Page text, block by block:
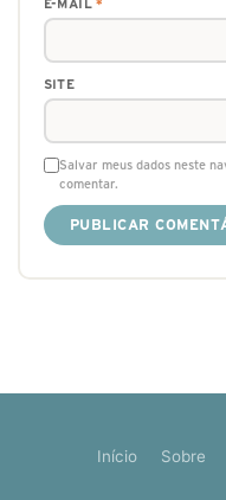
E-MAIL*
SITE
Salvar meus dados neste
comentar.
Início Sobre